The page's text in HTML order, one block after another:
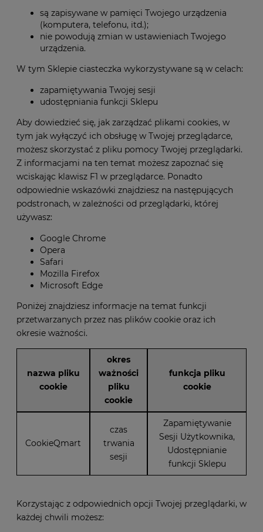
są zapisywane w pamięci Twojego urządzenia
(komputera, telefonu, itd.);
nie powodują zmian w ustawieniach Twojego
urządzenia.
W tym Sklepie ciasteczka wykorzystywane są w celach:
zapamiętywania Twojej sesji
udostępniania funkcji Sklepu
Aby dowiedzieć się, jak zarządzać plikami cookies, w
tym jak wyłączyć ich obsługę w Twojej przeglądarce,
możesz skorzystać z pliku pomocy Twojej przeglądarki.
Z informacjami na ten temat możesz zapoznać się
wciskając klawisz F1 w przeglądarce. Ponadto
odpowiednie wskazówki znajdziesz na następujących
podstronach, w zależności od przeglądarki, której
używasz:
Google Chrome
Opera
Safari
Mozilla Firefox
Microsoft Edge
Poniżej znajdziesz informacje na temat funkcji
przetwarzanych przez nas plików cookie oraz ich
okresie ważności.
nazwa pliku
cookie
okres
ważności
pliku
cookie
funkcja pliku
cookie
CookieQmart
czas
trwania
sesji
Zapamiętywanie
Sesji Użytkownika,
Udostępnianie
funkcji Sklepu
Korzystając z odpowiednich opcji Twojej przeglądarki, w
każdej chwili możesz: